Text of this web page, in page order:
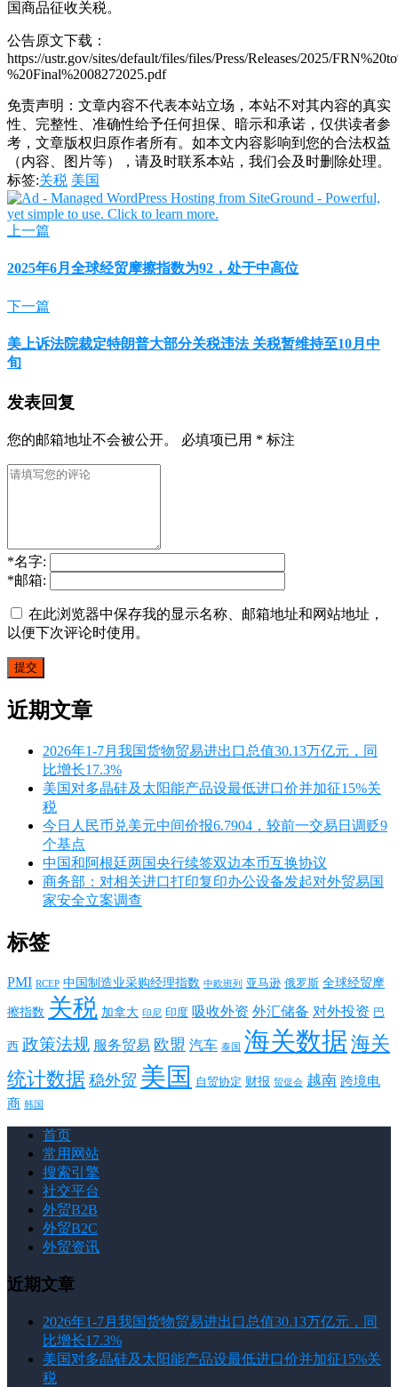
国商品征收关税。
公告原文下载：
https://ustr.gov/sites/default/files/files/Press/Releases/2025/
%20Final%2008272025.pdf
免责声明：文章内容不代表本站立场，本站不对其内容的真实
性、完整性、准确性给予任何担保、暗示和承诺，仅供读者参
考，文章版权归原作者所有。如本文内容影响到您的合法权益
（内容、图片等），请及时联系本站，我们会及时删除处理。
标签:关税 美国
上一篇
2025年6月全球经贸摩擦指数为92，处于中高位
下一篇
美上诉法院裁定特朗普大部分关税违法 关税暂维持至10月中
旬
发表回复
您的邮箱地址不会被公开。 必填项已用 * 标注
*名字:
*邮箱:
在此浏览器中保存我的显示名称、邮箱地址和网站地址，
以便下次评论时使用。
近期文章
2026年1-7月我国货物贸易进出口总值30.13万亿元，同
比增长17.3%
美国对多晶硅及太阳能产品设最低进口价并加征15%关
税
今日人民币兑美元中间价报6.7904，较前一交易日调贬9
个基点
中国和阿根廷两国央行续签双边本币互换协议
商务部：对相关进口打印复印办公设备发起对外贸易国
家安全立案调查
标签
PMI RCEP 中国制造业采购经理指数 中欧班列 亚马逊 俄罗斯 全球经贸摩
擦指数 关税 加拿大 印尼 印度 吸收外资 外汇储备 对外投资 巴
西 政策法规 服务贸易 欧盟 汽车 泰国 海关数据 海关
统计数据 稳外贸 美国 自贸协定 财报 贸促会 越南 跨境电
商 韩国
首页
常用网站
搜索引擎
社交平台
外贸B2B
外贸B2C
外贸资讯
近期文章
2026年1-7月我国货物贸易进出口总值30.13万亿元，同
比增长17.3%
美国对多晶硅及太阳能产品设最低进口价并加征15%关
税